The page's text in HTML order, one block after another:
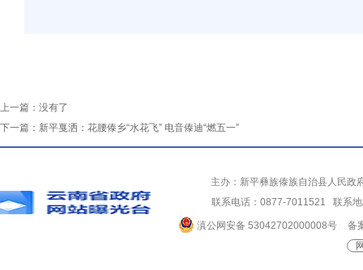
上一篇： 没有了
下一篇： 新平戛洒：花腰傣乡“水花飞” 电音傣迪“燃五一”
主办：新平彝族傣族自治县人民
联系电话：0877-7011521 联系
滇公网安备 53042702000008号
备